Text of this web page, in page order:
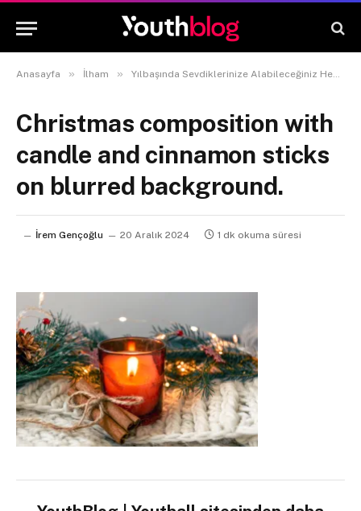
Anasayfa » İlham » Yılbaşında Sevdiklerinize Alabileceğiniz Hediye Önerileri
Christmas composition with
candle and cinnamon sticks
on blurred background.
İrem Gençoğlu 20 Aralık 2024 1 dk okuma süresi